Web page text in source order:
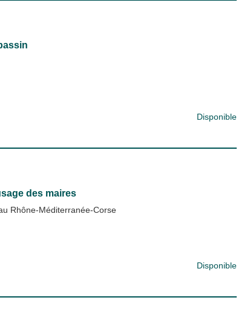
Disponible
des maires
Rhône-Méditerranée-Corse
Disponible